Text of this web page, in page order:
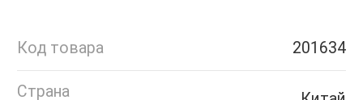
Код товара 201634
Страна